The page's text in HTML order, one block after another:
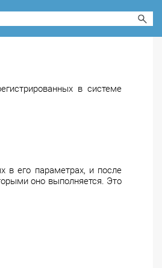
в системе
в его параметрах, и после
оно выполняется. Это